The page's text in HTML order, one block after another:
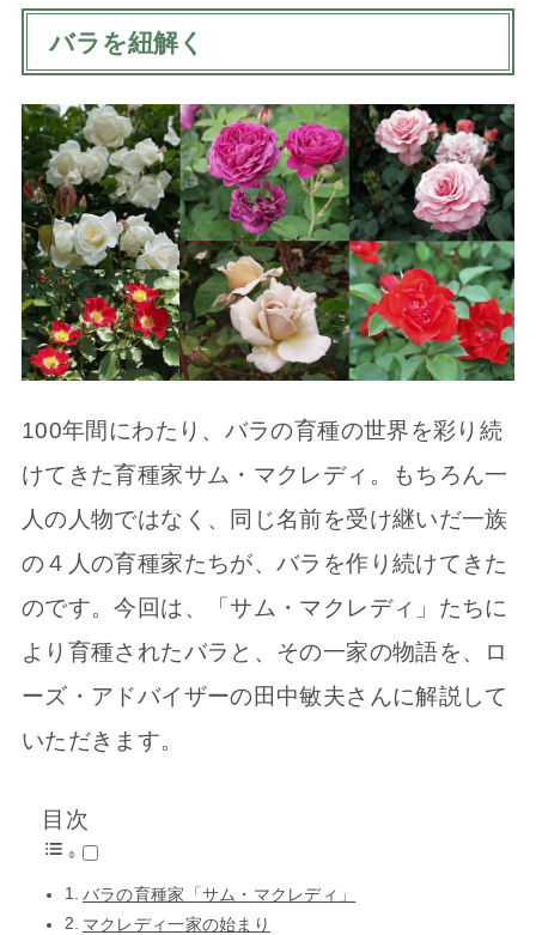
バラを紐解く
100年間にわたり、バラの育種の世界を彩り続
けてきた育種家サム・マクレディ。もちろん一
人の人物ではなく、同じ名前を受け継いだ一族
の４人の育種家たちが、バラを作り続けてきた
のです。今回は、「サム・マクレディ」たちに
より育種されたバラと、その一家の物語を、ロ
ーズ・アドバイザーの田中敏夫さんに解説して
いただきます。
目次
バラの育種家「サム・マクレディ」
マクレディ一家の始まり